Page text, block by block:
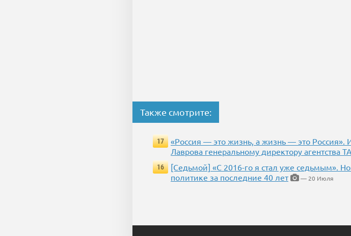
Также смотрите:
17
«Россия — это жизнь, а жизнь — это
Лаврова генеральному директору
16
[Седьмой] «С 2016-го я стал уже седьмым».
политике за последние 40 лет
— 20 Июля